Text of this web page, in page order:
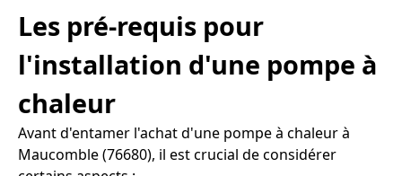
Les pré-requis pour
l'installation d'une pompe à
chaleur
Avant d'entamer l'achat d'une pompe à chaleur à
Maucomble (76680), il est crucial de considérer